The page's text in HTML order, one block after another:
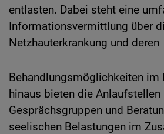
entlasten. Dabei steht eine
Informationsvermittlung über
Netzhauterkrankung und deren
Behandlungsmöglichkeiten im
hinaus bieten die Anlaufstellen
Gesprächsgruppen und
seelischen Belastungen im